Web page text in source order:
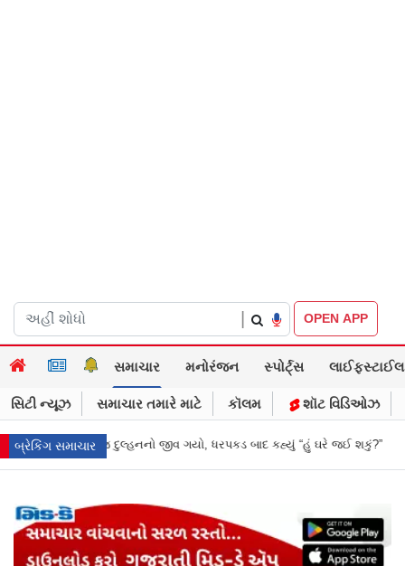
OPEN APP
સમાચાર મનોરંજન સ્પોર્ટ્સ લાઈફસ્ટાઈલ
સિટી ન્યૂઝ સમાચાર તમારે માટે કૉલમ શૉટ વિડિઓઝ
બ્રેકિંગ સમાચાર
ધરપકડ બાદ કહ્યું “હું ઘરે જઈ શકું?” ‘હું બાબા બાગેશ્વર નથી...’: IIT દિલ્હીમાં